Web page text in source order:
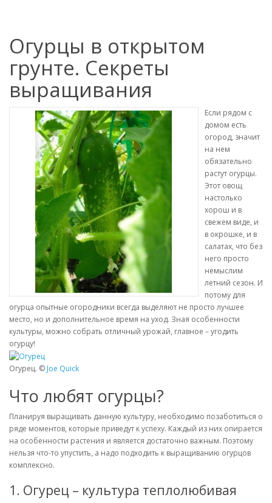
Огурцы в открытом
грунте. Секреты
выращивания
Если рядом с
домом есть
огород, значит
на нем
обязательно
растут огурцы.
Этот овощ
настолько
хорош и в
свежем виде, и
в окрошке, и в
салатах, что без
него просто
немыслим
летний сезон. И
потому для
огурца опытные огородники всегда выделяют не просто лучшее
место, но и дополнительное время на уход. Зная особенности
культуры, можно собрать отличный урожай, главное – угодить
огурцу!
Огурец. © Joe Quick
Что любят огурцы?
Планируя выращивать данную культуру, необходимо позаботиться о
ряде моментов, которые приведут к успеху. Каждый из них опирается
на особенности растения и является достаточно важным. Поэтому
нельзя что-то упустить, а надо подходить к выращиванию огурцов
комплексно.
1. Огурец – культура теплолюбивая